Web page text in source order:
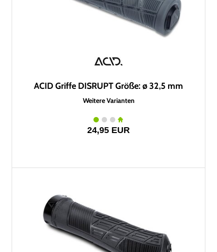
ACID Griffe DISRUPT Größe: ø 32,5 mm
Weitere Varianten
24,95 EUR